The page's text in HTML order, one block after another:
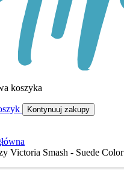
koszyka
Kontynuuj zakupy
Victoria Smash - Suede Color